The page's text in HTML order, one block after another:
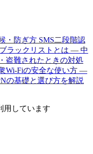
・防ぎ方 SMS二段階認
ラックリストとは — 中
盗難されたときの対処
Wi-Fiの安全な使い方 —
の基礎と選び方を解説
用しています